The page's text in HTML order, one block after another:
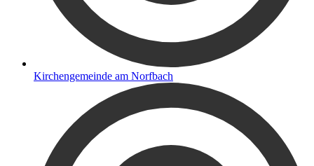
Kirchengemeinde am Norfbach